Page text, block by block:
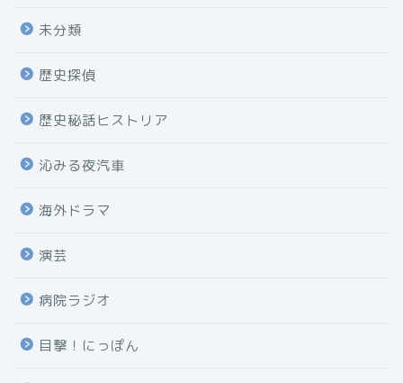
未分類
歴史探偵
歴史秘話ヒストリア
沁みる夜汽車
海外ドラマ
演芸
病院ラジオ
目撃！にっぽん